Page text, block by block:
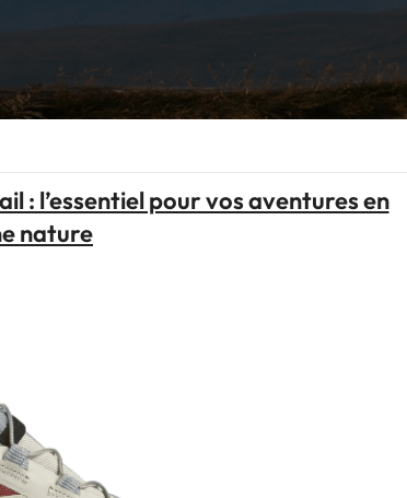
: l’essentiel pour vos aventures en
nature